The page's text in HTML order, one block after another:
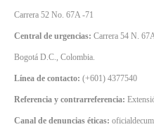
Carrera 52 No. 67A -71
Central de urgencias: Carrera 54 N.
Bogotá D.C., Colombia.
Línea de contacto: (+601) 4377540
Referencia y contrarreferencia:
Canal de denuncias éticas: